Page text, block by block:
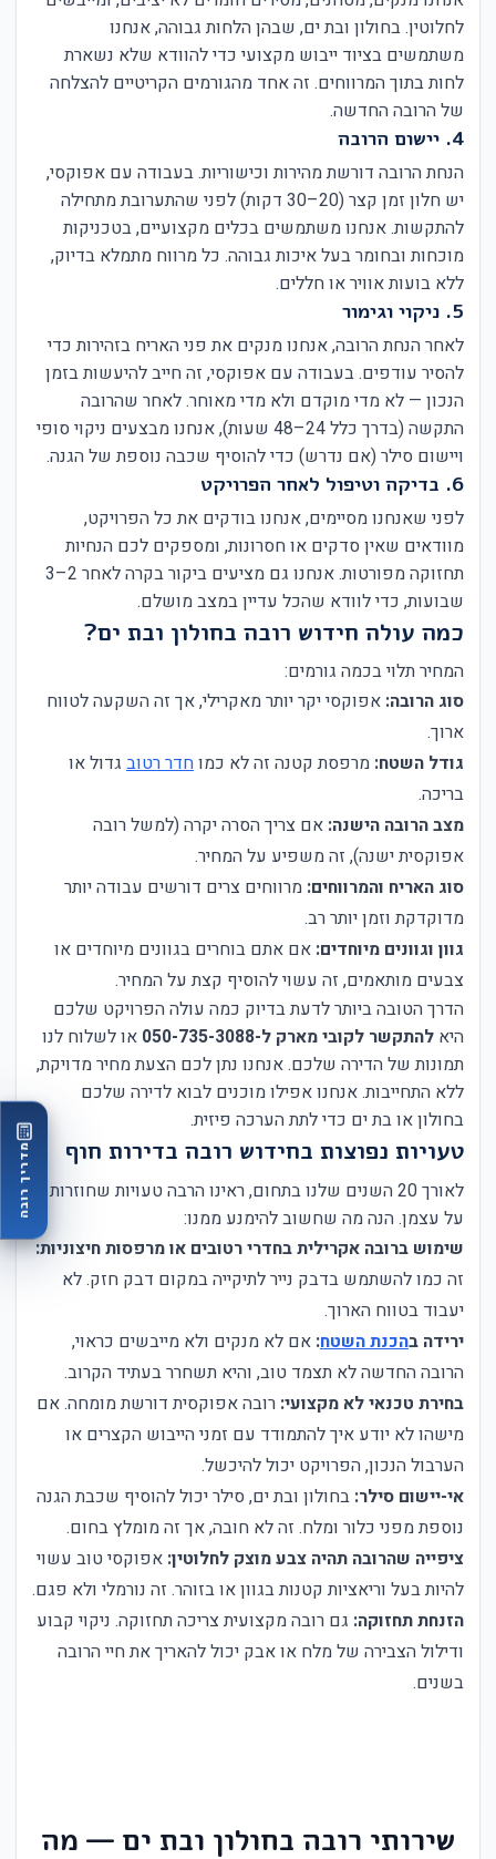
לחלוטין. בחולון ובת ים, שבהן הלחות גבוהה, אנחנו
משתמשים בציוד ייבוש מקצועי כדי להוודא שלא נשארת
לחות בתוך המרווחים. זה אחד מהגורמים הקריטיים להצלחה
של הרובה החדשה.
4. יישום הרובה
הנחת הרובה דורשת מהירות וכישוריות. בעבודה עם אפוקסי,
יש חלון זמן קצר (20–30 דקות) לפני שהתערובת מתחילה
להתקשות. אנחנו משתמשים בכלים מקצועיים, בטכניקות
מוכחות ובחומר בעל איכות גבוהה. כל מרווח מתמלא בדיוק,
ללא בועות אוויר או חללים.
5. ניקוי וגימור
לאחר הנחת הרובה, אנחנו מנקים את פני האריח בזהירות כדי
להסיר עודפים. בעבודה עם אפוקסי, זה חייב להיעשות בזמן
הנכון — לא מדי מוקדם ולא מדי מאוחר. לאחר שהרובה
התקשה (בדרך כלל 24–48 שעות), אנחנו מבצעים ניקוי סופי
ויישום סילר (אם נדרש) כדי להוסיף שכבה נוספת של הגנה.
6. בדיקה וטיפול לאחר הפרויקט
לפני שאנחנו מסיימים, אנחנו בודקים את כל הפרויקט,
מוודאים שאין סדקים או חסרונות, ומספקים לכם הנחיות
תחזוקה מפורטות. אנחנו גם מציעים ביקור בקרה לאחר 2–3
שבועות, כדי לוודא שהכל עדיין במצב מושלם.
כמה עולה חידוש רובה בחולון ובת ים?
המחיר תלוי בכמה גורמים:
סוג הרובה: אפוקסי יקר יותר מאקרילי, אך זה השקעה לטווח
ארוך.
גודל השטח: מרפסת קטנה זה לא כמוחדר רטוב גדול או
בריכה.
מצב הרובה הישנה: אם צריך הסרה יקרה (למשל רובה
אפוקסית ישנה), זה משפיע על המחיר.
סוג האריח והמרווחים: מרווחים צרים דורשים עבודה יותר
מדוקדקת וזמן יותר רב.
גוון וגוונים מיוחדים: אם אתם בוחרים בגוונים מיוחדים או
צבעים מותאמים, זה עשוי להוסיף קצת על המחיר.
הדרך הטובה ביותר לדעת בדיוק כמה עולה הפרויקט שלכם
היא להתקשר לקובי מארק ל-050-735-3088
או לשלוח לנו
תמונות של הדירה שלכם. אנחנו נתן לכם הצעת מחיר מדויקת,
ללא התחייבות. אנחנו אפילו מוכנים לבוא לדירה שלכם
בחולון או בת ים כדי לתת הערכה פיזית.
טעויות נפוצות בחידוש רובה בדירות חוף
לאורך 20 השנים שלנו בתחום, ראינו הרבה טעויות שחוזרות
על עצמן. הנה מה שחשוב להימנע ממנו:
שימוש ברובה אקרילית בחדרי רטובים או מרפסות חיצוניות:
זה כמו להשתמש בדבק נייר לתיקייה במקום דבק חזק. לא
יעבוד בטווח הארוך.
ירידה בהכנת השטח: אם לא מנקים ולא מייבשים כראוי,
הרובה החדשה לא תצמד טוב, והיא תשחרר בעתיד הקרוב.
בחירת טכנאי לא מקצועי: רובה אפוקסית דורשת מומחה. אם
מישהו לא יודע איך להתמודד עם זמני הייבוש הקצרים או
הערבול הנכון, הפרויקט יכול להיכשל.
אי-יישום סילר: בחולון ובת ים, סילר יכול להוסיף שכבת הגנה
נוספת מפני כלור ומלח. זה לא חובה, אך זה מומלץ בחום.
ציפייה שהרובה תהיה צבע מוצק לחלוטין: אפוקסי טוב עשוי
להיות בעל וריאציות קטנות בגוון או בזוהר. זה נורמלי ולא פגם.
הזנחת תחזוקה: גם רובה מקצועית צריכה תחזוקה. ניקוי קבוע
ודילול הצבירה של מלח או אבק יכול להאריך את חיי הרובה
בשנים.
שירותי רובה בחולון ובת ים — מה
מדריך רובה